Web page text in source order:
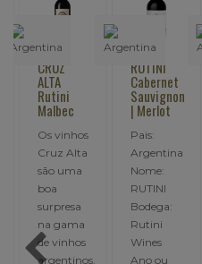
CRUZ
ALTA
Rutini
Malbec
Os vinhos
Cruz Alta
são uma
boa
surpresa
na gama
de vinhos
argentinos,
RUTINI
Cabernet
Sauvignon
| Merlot
Pais:
Argentina
Nome:
RUTINI
Bodega:
Rutini
Wines
Ano ou